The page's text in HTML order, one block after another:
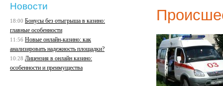
Новости
18:00 Бонусы без отыгрыша в казино:
главные особенности
11:56 Новые онлайн-казино: как
анализировать надежность площадки?
10:28 Лицензия в онлайн казино:
особенности и преимущества